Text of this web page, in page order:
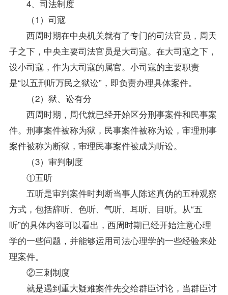
4、司法制度
（1）司寇
西周时期在中央机关就有了专门的司法官员，周天
子之下，中央主要司法官员是大司寇。在大司寇之下，
设小司寇，作为大司寇的属官。小司寇的主要职责
是“以五刑听万民之狱讼”，即负责办理具体案件。
（2）狱、讼有分
西周时期，周代就已经开始区分刑事案件和民事案
件。刑事案件被称为狱，民事案件被称为讼，审理刑事
案件被称为断狱，审理民事案件被成为听讼。
（3）审判制度
①五听
五听是审判案件时判断当事人陈述真伪的五种观察
方式，包括辞听、色听、气听、耳听、目听。从“五
听”的具体内容可以看出，西周时期已经开始注意心理
学的一些问题，并能够运用司法心理学的一些经验来处
理案件。
②三刺制度
就是遇到重大疑难案件先交给群臣讨论，当群臣讨